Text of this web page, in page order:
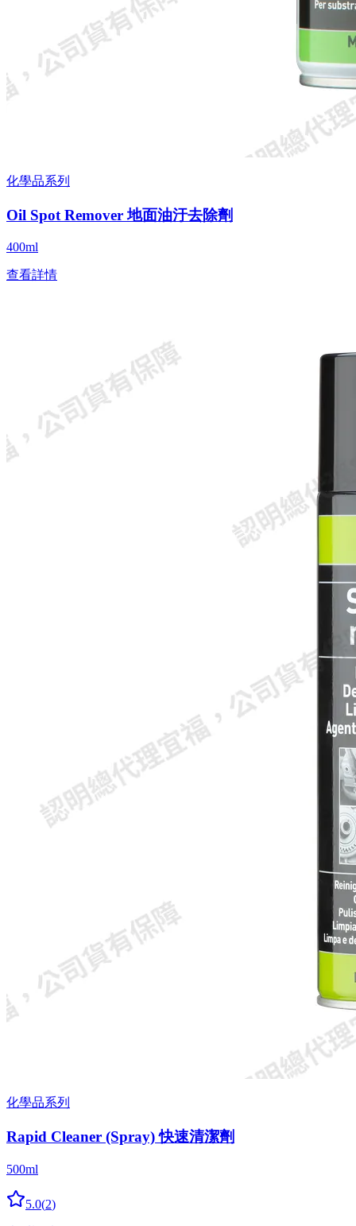
化學品系列
Oil Spot Remover 地面油汙去除劑
400ml
查看詳情
化學品系列
Rapid Cleaner (Spray) 快速清潔劑
500ml
5.0(2)